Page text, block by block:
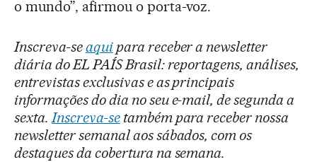
o mundo”, afirmou o porta-voz.
Inscreva-seaquipara receber a newsletter
diária do EL PAÍS Brasil: reportagens, análises,
entrevistas exclusivas e as principais
informações do dia no seu e-mail, de segunda a
sexta. Inscreva-setambém para receber nossa
newsletter semanal aos sábados, com os
destaques da cobertura na semana.